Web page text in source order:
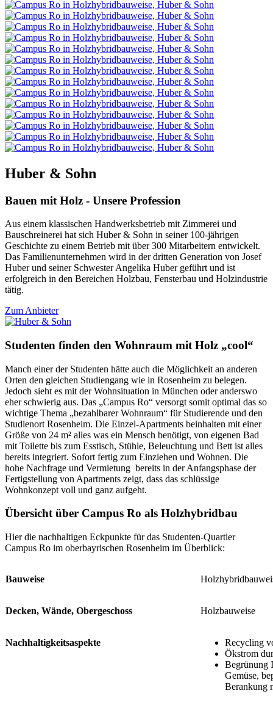
Huber & Sohn
Bauen mit Holz - Unsere Profession
Aus einem klassischen Handwerksbetrieb mit Zimmerei und
Bauschreinerei hat sich Huber & Sohn in seiner 100-jährigen
Geschichte zu einem Betrieb mit über 300 Mitarbeitern entwickelt.
Das Familienunternehmen wird in der dritten Generation von Josef
Huber und seiner Schwester Angelika Huber geführt und ist
erfolgreich in den Bereichen Holzbau, Fensterbau und Holzindustrie
tätig.
Zum Anbieter
Studenten finden den Wohnraum mit Holz „cool“
Manch einer der Studenten hätte auch die Möglichkeit an anderen
Orten den gleichen Studiengang wie in Rosenheim zu belegen.
Jedoch sieht es mit der Wohnsituation in München oder anderswo
eher schwierig aus. Das „Campus Ro“ versorgt somit optimal das so
wichtige Thema „bezahlbarer Wohnraum“ für Studierende und den
Studienort Rosenheim. Die Einzel-Apartments beinhalten mit einer
Größe von 24 m² alles was ein Mensch benötigt, von eigenen Bad
mit Toilette bis zum Esstisch, Stühle, Beleuchtung und Bett ist alles
bereits integriert. Sofort fertig zum Einziehen und Wohnen. Die
hohe Nachfrage und Vermietung bereits in der Anfangsphase der
Fertigstellung von Apartments zeigt, dass das schlüssige
Wohnkonzept voll und ganz aufgeht.
Übersicht über Campus Ro als Holzhybridbau
Hier die nachhaltigen Eckpunkte für das Studenten-Quartier
Campus Ro im oberbayrischen Rosenheim im Überblick:
Bauweise
Decken, Wände, Obergeschoss Holzbauweise
Nachhaltigkeitsaspekte
Recycling
Ökstrom
Begrünung
Gemüse,
Berankung